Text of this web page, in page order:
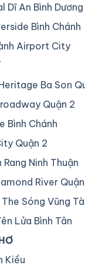
Dĩ An Bình Dương
Bình Chánh
Airport City
Ba Son
Quận 2
Bình Chánh
Quận 2
Rang Ninh Thuận
River
Sóng Vũng
Lửa Bình Tân
Kiều